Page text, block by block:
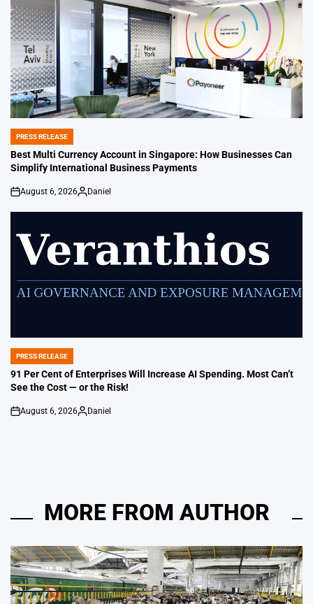
POSTED
IN
PRESS RELEASE
Best Multi Currency Account in Singapore: How Businesses Can
Simplify International Business Payments
on
August 6, 2026
Posted
Daniel
POSTED
IN
PRESS RELEASE
91 Per Cent of Enterprises Will Increase AI Spending. Most Can’t
See the Cost — or the Risk!
on
August 6, 2026
Posted
Daniel
MORE FROM AUTHOR